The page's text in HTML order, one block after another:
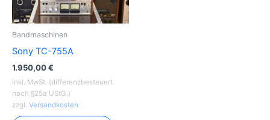
Bandmaschinen
Sony TC-755A
1.950,00€
inkl. MwSt. (differenzbesteuert
nach §25a UStG.)
zzgl. Versandkosten